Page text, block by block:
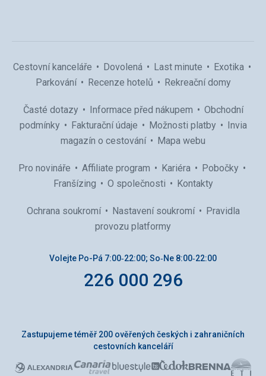
Cestovní kanceláře Dovolená Last minute
Exotika
Parkování
Recenze hotelů Rekreační domy
Časté dotazy Informace před nákupem
Obchodní
podmínky
Fakturační údaje Možnosti platby
Invia
magazín o cestování
Mapa webu
Pro novináře Affiliate program Kariéra
Pobočky
Franšízing
O společnosti Kontakty
Ochrana soukromí Nastavení soukromí
Pravidla
provozu platformy
Volejte Po-Pá 7:00‑22:00; So‑Ne 8:00‑22:00
226 000 296
Zastupujeme téměř 200 ověřených českých i zahraničních
cestovních kanceláří